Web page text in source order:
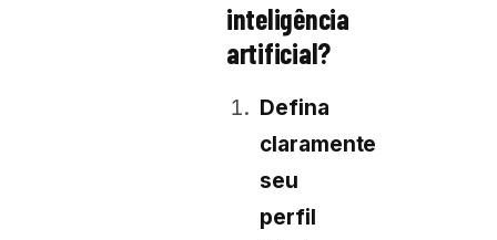
inteligência
artificial?
Defina
claramente
seu
perfil